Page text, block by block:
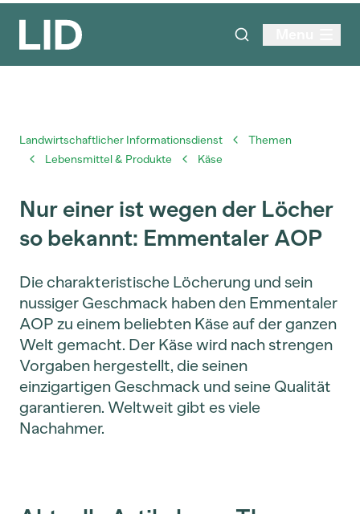
Landwirtschaftlicher Informationsdienst
Themen
Lebensmittel & Produkte
Käse
Nur einer ist wegen der Löcher
so bekannt: Emmentaler AOP
Die charakteristische Löcherung und sein
nussiger Geschmack haben den Emmentaler
AOP zu einem beliebten Käse auf der ganzen
Welt gemacht. Der Käse wird nach strengen
Vorgaben hergestellt, die seinen
einzigartigen Geschmack und seine Qualität
garantieren. Weltweit gibt es viele
Nachahmer.